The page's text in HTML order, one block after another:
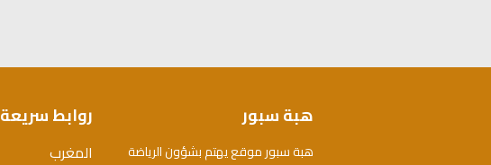
هبة سبور
هبة سبور موقع يهتم بشؤون الرياضة
روابط سريعة
المغرب